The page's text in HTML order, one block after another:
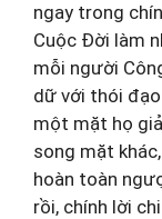
ngay trong
Cuộc Đời làm
mỗi người
dữ với thói
một mặt họ
song mặt
hoàn toàn
rồi, chính lời